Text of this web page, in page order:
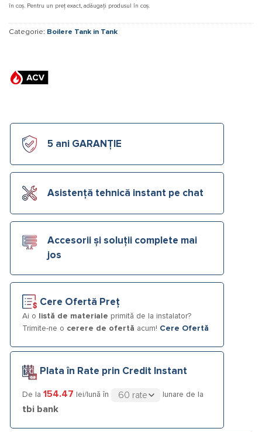
în coș. Pentru un preț exact, adăugați produsul în coș.
Categorie: Boilere Tank in Tank
5 ani GARANȚIE
Asistență tehnică instant pe chat
Accesorii și soluții complete mai
jos
Cere Ofertă Preț
Ai o listă de materiale primită de la instalator?
Trimite-ne o cerere de ofertă acum! Cere Ofertă
Plata în Rate prin Credit Instant
De la 154.47 lei/lună în lunare de la
tbi bank